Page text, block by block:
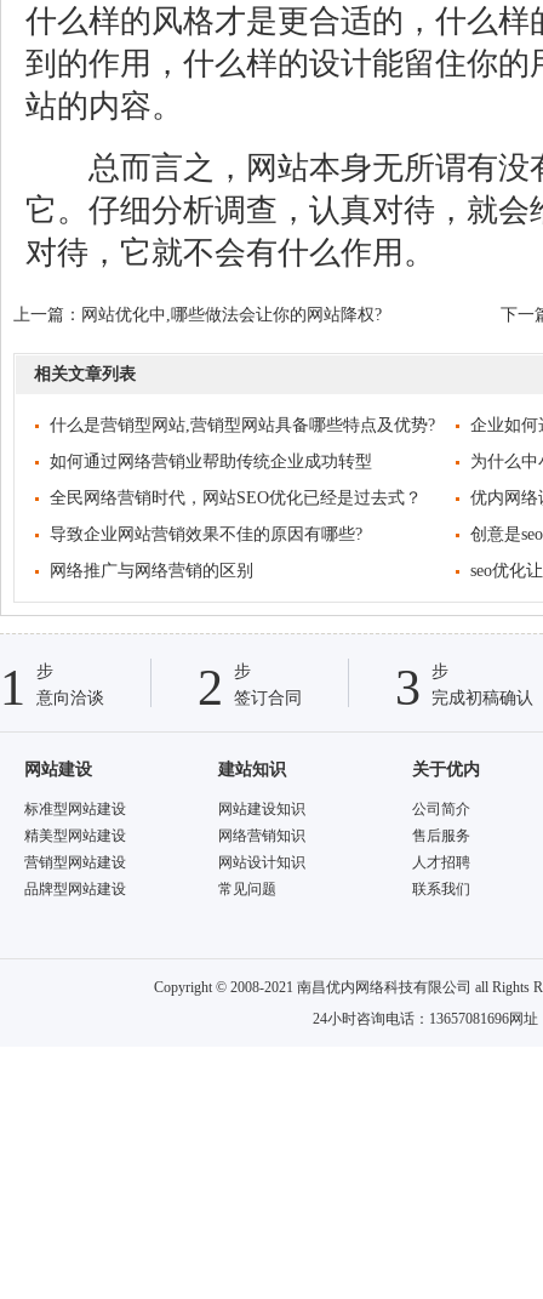
什么样的风格才是更合适的，什么
到的作用，什么样的设计能留住你
站的内容。
总而言之，网站本身无所谓有没
它。仔细分析调查，认真对待，就
对待，它就不会有什么作用。
上一篇： 网站优化中,哪些做法会让你的网站降权? 下一
相关文章列表
什么是营销型网站,营销型网站具备哪些特点及优势?
企业如何
如何通过网络营销业帮助传统企业成功转型
为什么中
全民网络营销时代，网站SEO优化已经是过去式？
优内网络
导致企业网站营销效果不佳的原因有哪些?
创意是
网络推广与网络营销的区别
seo优化
1
步
意向洽谈
2
步
签订合同
3
步
完成初稿确认
网站建设
标准型网站建设
精美型网站建设
营销型网站建设
品牌型网站建设
建站知识
网站建设知识
网络营销知识
网站设计知识
常见问题
关于优内
公司简介
售后服务
人才招聘
联系我们
Copyright © 2008-2021 南昌优内网络科技有限公司 all
24小时咨询电话：13657081696网